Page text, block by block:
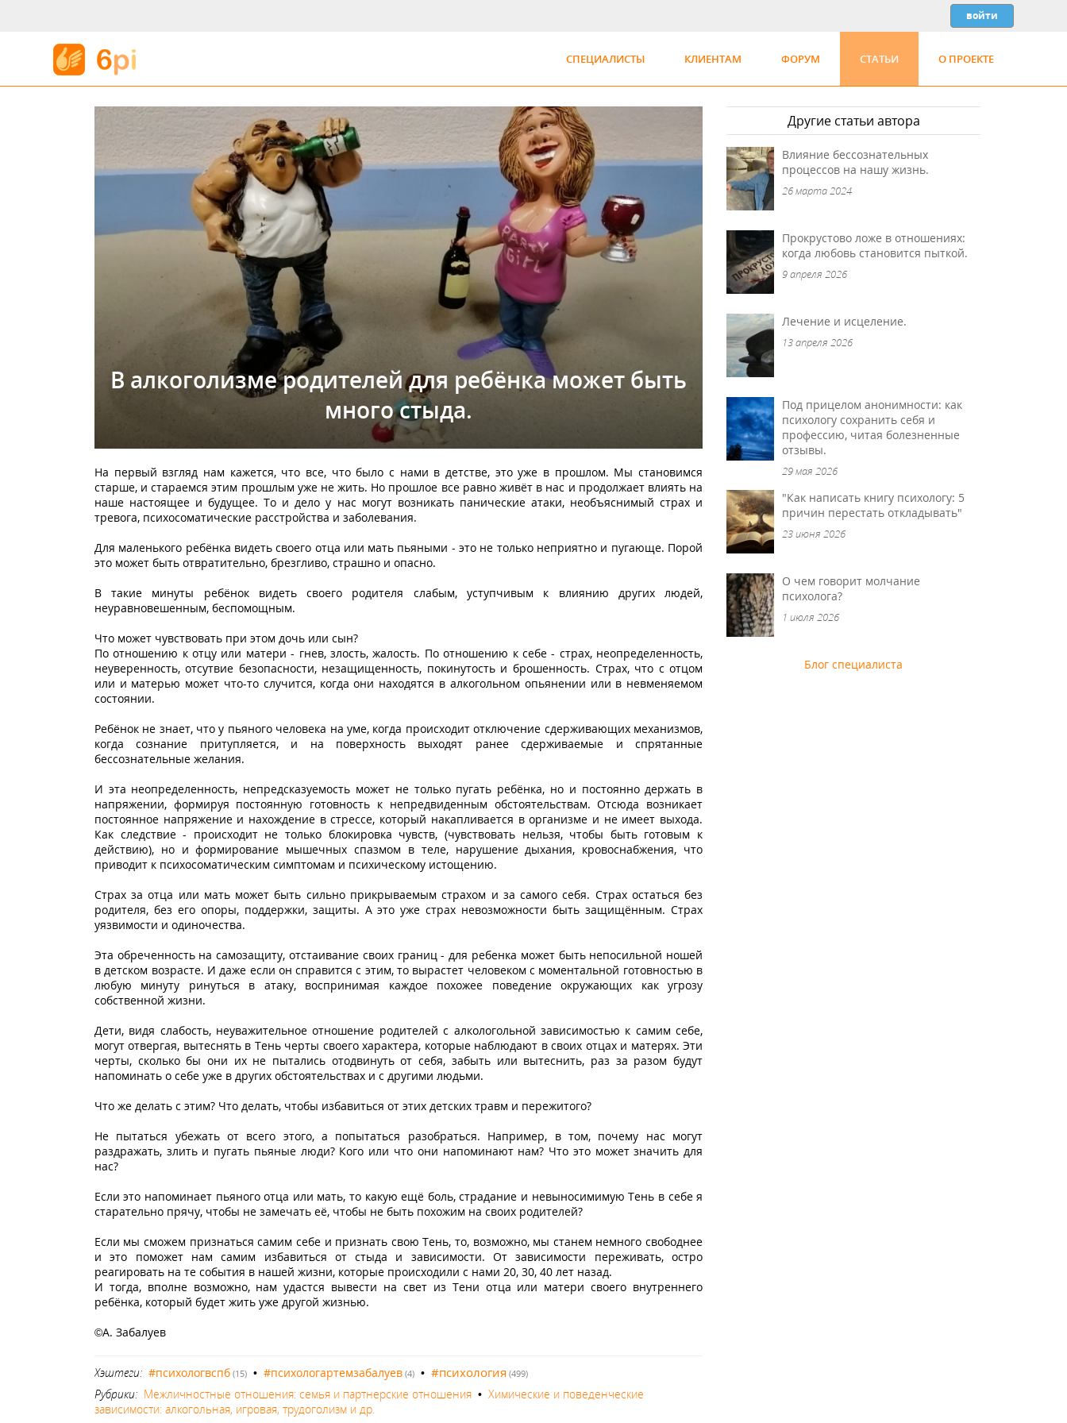
СПЕЦИАЛИСТЫ КЛИЕНТАМ ФОРУМ СТАТЬИ О ПРОЕКТЕ
В алкоголизме родителей для ребёнка может быть
много стыда.
На первый взгляд нам кажется, что все, что было с нами в детстве, это уже в прошлом. Мы становимся
старше, и стараемся этим прошлым уже не жить. Но прошлое все равно живёт в нас и продолжает влиять на
наше настоящее и будущее. То и дело у нас могут возникать панические атаки, необъяснимый страх и
тревога, психосоматические расстройства и заболевания.
Для маленького ребёнка видеть своего отца или мать пьяными - это не только неприятно и пугающе. Порой
это может быть отвратительно, брезгливо, страшно и опасно.
В такие минуты ребёнок видеть своего родителя слабым, уступчивым к влиянию других людей,
неуравновешенным, беспомощным.
Что может чувствовать при этом дочь или сын?
По отношению к отцу или матери - гнев, злость, жалость. По отношению к себе - страх, неопределенность,
неуверенность, отсутвие безопасности, незащищенность, покинутость и брошенность. Страх, что с отцом
или и матерью может что-то случится, когда они находятся в алкогольном опьянении или в невменяемом
состоянии.
Ребёнок не знает, что у пьяного человека на уме, когда происходит отключение сдерживающих механизмов,
когда сознание притупляется, и на поверхность выходят ранее сдерживаемые и спрятанные
бессознательные желания.
И эта неопределенность, непредсказуемость может не только пугать ребёнка, но и постоянно держать в
напряжении, формируя постоянную готовность к непредвиденным обстоятельствам. Отсюда возникает
постоянное напряжение и нахождение в стрессе, который накапливается в организме и не имеет выхода.
Как следствие - происходит не только блокировка чувств, (чувствовать нельзя, чтобы быть готовым к
действию), но и формирование мышечных спазмом в теле, нарушение дыхания, кровоснабжения, что
приводит к психосоматическим симптомам и психическому истощению.
Страх за отца или мать может быть сильно прикрываемым страхом и за самого себя. Страх остаться без
родителя, без его опоры, поддержки, защиты. А это уже страх невозможности быть защищённым. Страх
уязвимости и одиночества.
Эта обреченность на самозащиту, отстаивание своих границ - для ребенка может быть непосильной ношей
в детском возрасте. И даже если он справится с этим, то вырастет человеком с моментальной готовностью в
любую минуту ринуться в атаку, воспринимая каждое похожее поведение окружающих как угрозу
собственной жизни.
Дети, видя слабость, неуважительное отношение родителей с алкологольной зависимостью к самим себе,
могут отвергая, вытеснять в Тень черты своего характера, которые наблюдают в своих отцах и матерях. Эти
черты, сколько бы они их не пытались отодвинуть от себя, забыть или вытеснить, раз за разом будут
напоминать о себе уже в других обстоятельствах и с другими людьми.
Что же делать с этим? Что делать, чтобы избавиться от этих детских травм и пережитого?
Не пытаться убежать от всего этого, а попытаться разобраться. Например, в том, почему нас могут
раздражать, злить и пугать пьяные люди? Кого или что они напоминают нам? Что это может значить для
нас?
Если это напоминает пьяного отца или мать, то какую ещё боль, страдание и невыносимимую Тень в себе я
старательно прячу, чтобы не замечать её, чтобы не быть похожим на своих родителей?
Если мы сможем признаться самим себе и признать свою Тень, то, возможно, мы станем немного свободнее
и это поможет нам самим избавиться от стыда и зависимости. От зависимости переживать, остро
реагировать на те события в нашей жизни, которые происходили с нами 20, 30, 40 лет назад.
И тогда, вполне возможно, нам удастся вывести на свет из Тени отца или матери своего внутреннего
ребёнка, который будет жить уже другой жизнью.
©А. Забалуев
Хэштеги: #психологвспб(15)• #психологартемзабалуев(4)• #психология (499)
Рубрики: Межличностные отношения: семья и партнерские отношения• Химические и поведенческие
зависимости: алкогольная, игровая, трудоголизм и др.
Другие статьи автора
Влияние бессознательных
процессов на нашу жизнь.
26 марта 2024
Прокрустово ложе в отношениях:
когда любовь становится пыткой.
9 апреля 2026
Лечение и исцеление.
13 апреля 2026
Под прицелом анонимности: как
психологу сохранить себя и
профессию, читая болезненные
отзывы.
29 мая 2026
"Как написать книгу психологу: 5
причин перестать откладывать"
23 июня 2026
О чем говорит молчание
психолога?
1 июля 2026
Блог специалиста